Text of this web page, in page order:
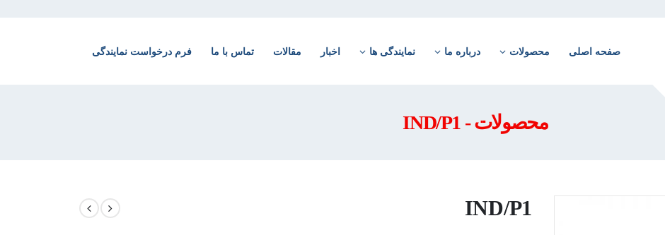
صفحه اصلی محصولات درباره ما نمایندگی ها اخبار مقالات تماس با ما فرم درخواست نمایندگی
محصولات - IND/P1
IND/P1